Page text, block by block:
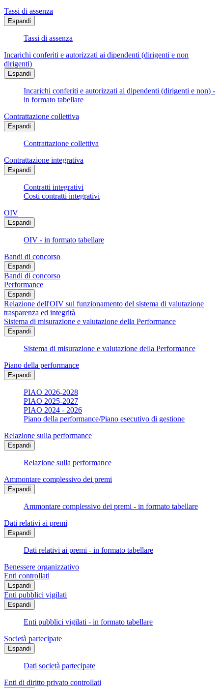
Tassi di assenza
Espandi
Tassi di assenza
Incarichi conferiti e autorizzati ai dipendenti (dirigenti e non
dirigenti)
Espandi
Incarichi conferiti e autorizzati ai dipendenti (dirigenti e non) -
in formato tabellare
Contrattazione collettiva
Espandi
Contrattazione collettiva
Contrattazione integrativa
Espandi
Contratti integrativi
Costi contratti integrativi
OIV
Espandi
OIV - in formato tabellare
Bandi di concorso
Espandi
Bandi di concorso
Performance
Espandi
Relazione dell'OIV sul funzionamento del sistema di valutazione
trasparenza ed integrità
Sistema di misurazione e valutazione della Performance
Espandi
Sistema di misurazione e valutazione della Performance
Piano della performance
Espandi
PIAO 2026-2028
PIAO 2025-2027
PIAO 2024 - 2026
Piano della performance/Piano esecutivo di gestione
Relazione sulla performance
Espandi
Relazione sulla performance
Ammontare complessivo dei premi
Espandi
Ammontare complessivo dei premi - in formato tabellare
Dati relativi ai premi
Espandi
Dati relativi ai premi - in formato tabellare
Benessere organizzativo
Enti controllati
Espandi
Enti pubblici vigilati
Espandi
Enti pubblici vigilati - in formato tabellare
Società partecipate
Espandi
Dati società partecipate
Enti di diritto privato controllati